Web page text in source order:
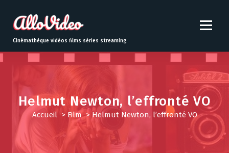
t
o
Cinémathèque vidéos films séries streaming
Helmut Newton, l’effronté VO
Accueil> Film> Helmut Newton, l’effronté VO